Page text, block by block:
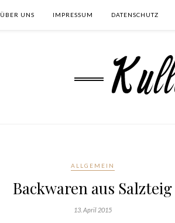
ÜBER UNS IMPRESSUM DATENSCHUTZ
ALLGEMEIN
Backwaren aus Salzteig
13. April 2015